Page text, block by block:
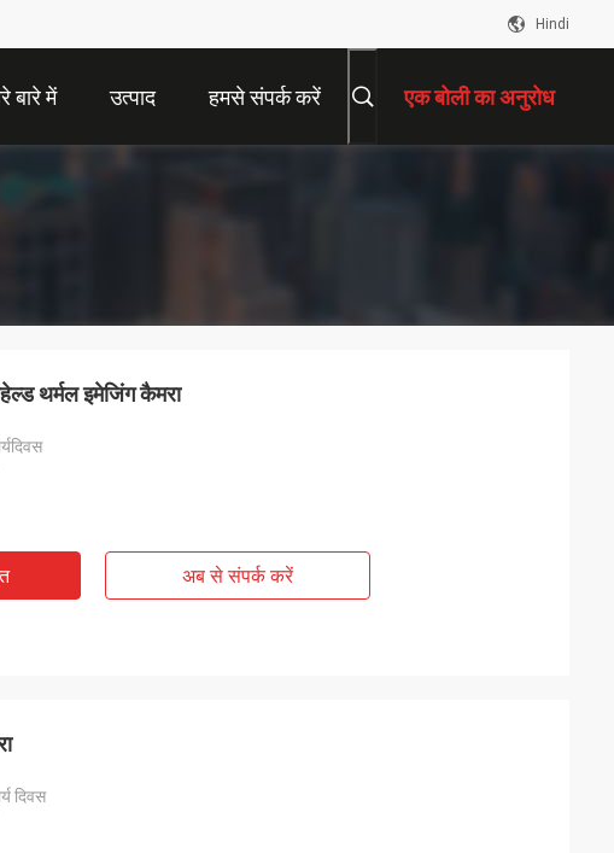
Hindi
बारे में उत्पाद हमसे संपर्क करें एक बोली का अनुरोध
थर्मल इमेजिंग कैमरा
अब से संपर्क करें
दिवस